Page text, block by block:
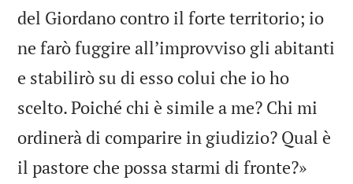
del Giordano contro il forte territorio; io
ne farò fuggire all’improvviso gli abitanti
e stabilirò su di esso colui che io ho
scelto. Poiché chi è simile a me? Chi mi
ordinerà di comparire in giudizio? Qual è
il pastore che possa starmi di fronte?»